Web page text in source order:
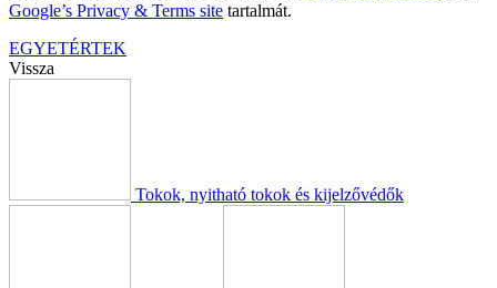
Google’s Privacy & Terms site tartalmát.
EGYETÉRTEK
Vissza
Tokok, nyitható tokok és kijelzővédők